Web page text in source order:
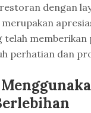
dengan
telah memberikan
perhatian dan